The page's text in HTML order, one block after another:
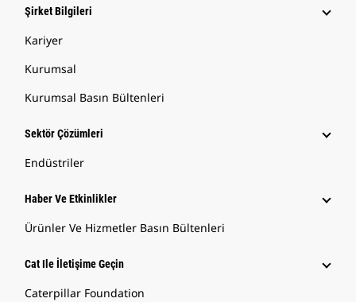
Şirket Bilgileri
Kariyer
Kurumsal
Kurumsal Basın Bültenleri
Sektör Çözümleri
Endüstriler
Haber Ve Etkinlikler
Ürünler Ve Hizmetler Basın Bültenleri
Cat Ile İletişime Geçin
Caterpillar Foundation